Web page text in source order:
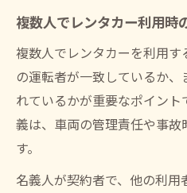
複数人でレンタカー利用時
複数人でレンタカーを利用
の運転者が一致しているか
れているかが重要なポイン
義は、車両の管理責任や事
す。
名義人が契約者で、他の利